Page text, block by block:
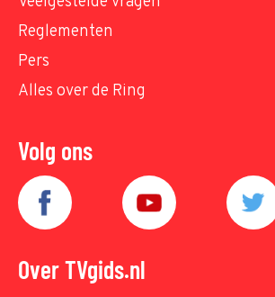
Reglementen
Pers
Alles over de Ring
Volg ons
Over TVgids.nl